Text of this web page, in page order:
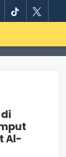
Al-